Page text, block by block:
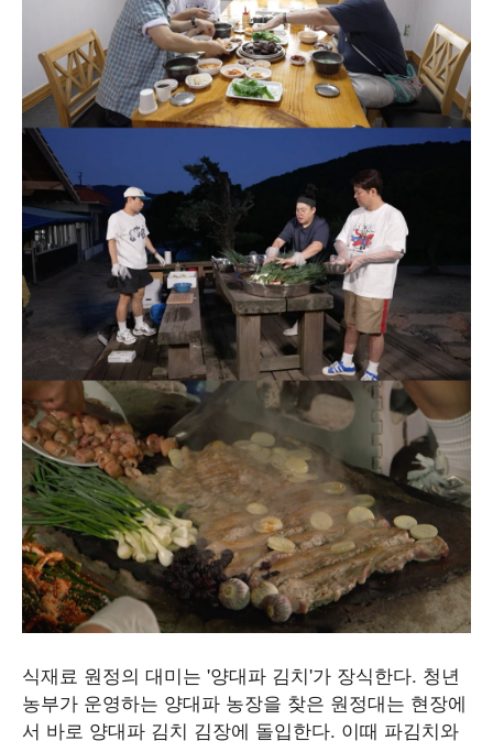
식재료 원정의 대미는 '양대파 김치'가 장식한다. 청년
농부가 운영하는 양대파 농장을 찾은 원정대는 현장에
서 바로 양대파 김치 김장에 돌입한다. 이때 파김치와